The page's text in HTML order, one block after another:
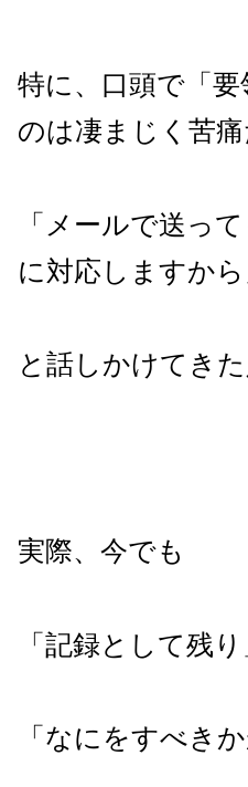
特に、口頭で「
のは凄まじく苦
「メールで送っ
に対応しますから
と話しかけてき
実際、今でも
「記録として残り
「なにをすべき